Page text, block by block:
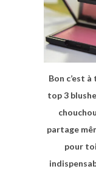
Bon c’est
top 3
partage
pour